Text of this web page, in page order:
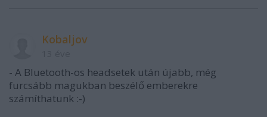
Kobaljov
- A Bluetooth-os headsetek után újabb, még
furcsább magukban beszélő emberekre
számíthatunk :-)